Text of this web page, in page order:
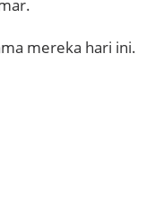
mereka hari ini.